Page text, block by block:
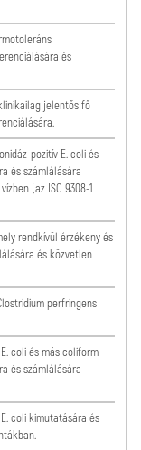
és
jelentős fő
pozitív E. coli és
és számlálására
(az ISO 9308-1
rendkívül érzékeny és
és közvetlen
perfringens
coli és más coliform
és számlálására
coli kimutatására és